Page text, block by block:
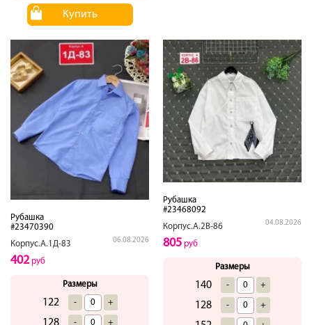
Купить
Рубашка
#23470390
Корпус.А.1Д-83
06.08.2026
402руб
Размеры
122 - +
- +
Рубашка
#23468092
Корпус.А.2В-86
04.08.2026
805 руб
Размеры
140 - +
128 - +